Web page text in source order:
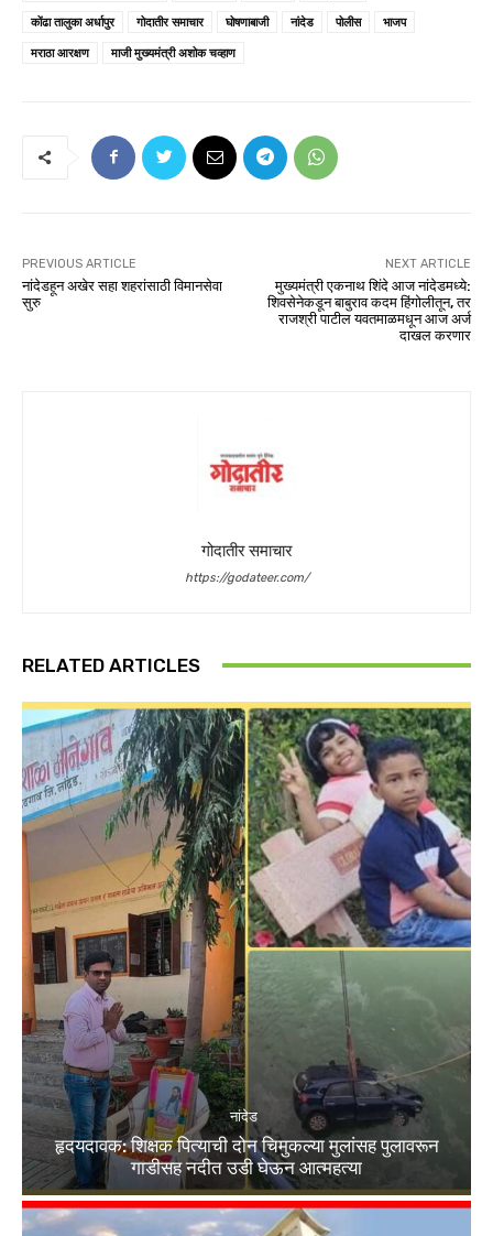
कोंढा तालुका अर्धापुर
गोदातीर समाचार घोषणाबाजी नांदेड पोलीस
भाजप
मराठा आरक्षण
माजी मुख्यमंत्री अशोक चव्हाण
PREVIOUS ARTICLE
नांदेडहून अखेर सहा शहरांसाठी विमानसेवा
सुरु
NEXT ARTICLE
मुख्यमंत्री एकनाथ शिंदे आज नांदेडमध्ये:
शिवसेनेकडून बाबुराव कदम हिंगोलीतून, तर
राजश्री पाटील यवतमाळमधून आज अर्ज
दाखल करणार
गोदातीर समाचार
https://godateer.com/
RELATED ARTICLES
नांदेड
हृदयदावक: शिक्षक पित्याची दोन चिमुकल्या मुलांसह पुलावरून
गाडीसह नदीत उडी घेऊन आत्महत्या